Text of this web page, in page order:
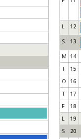
L
12
S
13
M 14
T
15
O
16
T
17
F
18
L
19
S
20